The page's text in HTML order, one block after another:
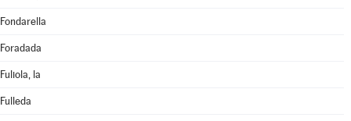
Fondarella
Foradada
Fuliola, la
Fulleda